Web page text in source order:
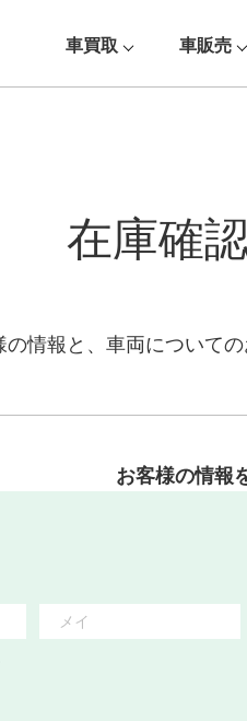
車買取 車販売
在庫確
の情報と、車両についての
お客様の情報